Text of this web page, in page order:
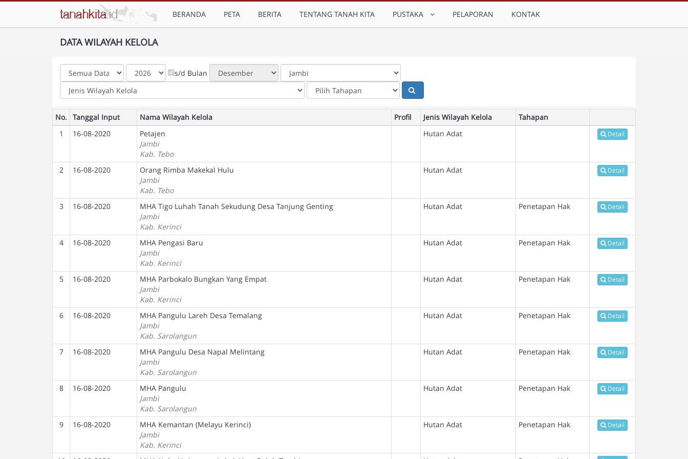
BERANDA PETA BERITA TENTANG TANAH KITA PUSTAKA PELAPORAN KONTAK
DATA WILAYAH KELOLA
s/d Bulan
No. Tanggal Input Nama Wilayah Kelola Profil Jenis Wilayah Kelola
Tahapan
1
16-08-2020
Petajen
Jambi
Kab. Tebo
Hutan Adat Detail
2 16-08-2020
Orang Rimba Makekal Hulu
Jambi
Kab. Tebo
Hutan Adat Detail
3 16-08-2020
MHA Tigo Luhah Tanah Sekudung Desa Tanjung Genting
Jambi
Kab. Kerinci
Hutan Adat Penetapan Hak Detail
4 16-08-2020
MHA Pengasi Baru
Jambi
Kab. Kerinci
Hutan Adat Penetapan Hak Detail
5 16-08-2020
MHA Parbokalo Bungkan Yang Empat
Jambi
Kab. Kerinci
Hutan Adat Penetapan Hak Detail
6 16-08-2020
MHA Pangulu Lareh Desa Temalang
Jambi
Kab. Sarolangun
Hutan Adat Penetapan Hak Detail
7 16-08-2020
MHA Pangulu Desa Napal Melintang
Jambi
Kab. Sarolangun
Hutan Adat Penetapan Hak Detail
8 16-08-2020
MHA Pangulu
Jambi
Kab. Sarolangun
Hutan Adat Penetapan Hak Detail
9 16-08-2020
MHA Kemantan (Melayu Kerinci)
Jambi
Kab. Kerinci
Hutan Adat Penetapan Hak Detail